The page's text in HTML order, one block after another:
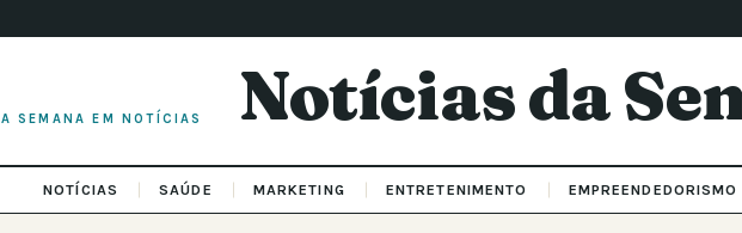
A SEMANA EM NOTÍCIAS Notícias da
NOTÍCIAS SAÚDE MARKETING ENTRETENIMENTO EMPREENDEDORISMO